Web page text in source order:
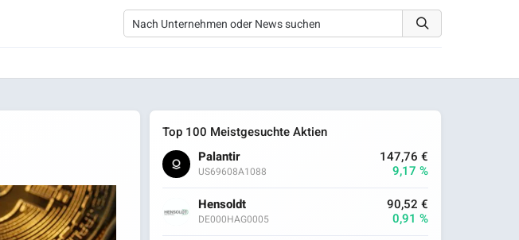
Top 100 Meistgesuchte Aktien
Palantir
US69608A1088
147,76 €
9,17 %
Hensoldt
DE000HAG0005
90,52 €
0,91 %